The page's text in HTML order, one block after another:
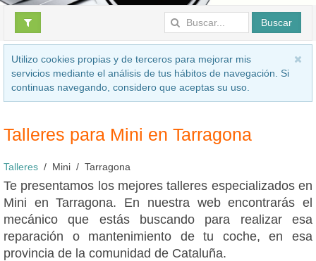
Buscar
Utilizo cookies propias y de terceros para mejorar mis
servicios mediante el análisis de tus hábitos de navegación. Si
continuas navegando, considero que aceptas su uso.
Talleres para Mini en Tarragona
Talleres Mini Tarragona
Te presentamos los mejores talleres especializados en
Mini en Tarragona. En nuestra web encontrarás el
mecánico que estás buscando para realizar esa
reparación o mantenimiento de tu coche, en esa
provincia de la comunidad de Cataluña.